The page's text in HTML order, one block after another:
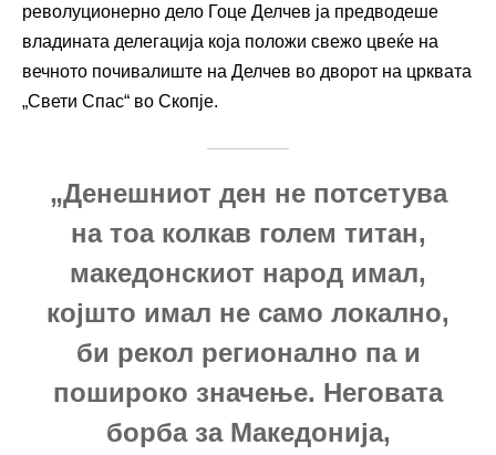
револуционерно дело Гоце Делчев ја предводеше
владината делегација која положи свежо цвеќе на
вечното почивалиште на Делчев во дворот на црквата
„Свети Спас“ во Скопје.
„Денешниот ден не потсетува
на тоа колкав голем титан,
македонскиот народ имал,
којшто имал не само локално,
би рекол регионално па и
пошироко значење. Неговата
борба за Македонија,